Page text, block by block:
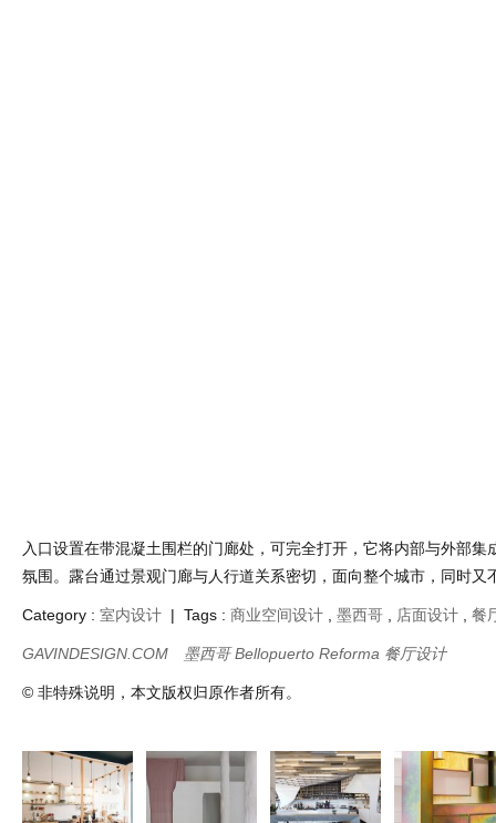
入口设置在带混凝土围栏的门廊处，可完全打开，它将内部与外部集
氛围。露台通过景观门廊与人行道关系密切，面向整个城市，同时又
Category : 室内设计 | Tags : 商业空间设计 墨西哥 店面设计 餐
GAVINDESIGN.COM 墨西哥 Bellopuerto Reforma 餐厅设计
© 非特殊说明，本文版权归原作者所有。